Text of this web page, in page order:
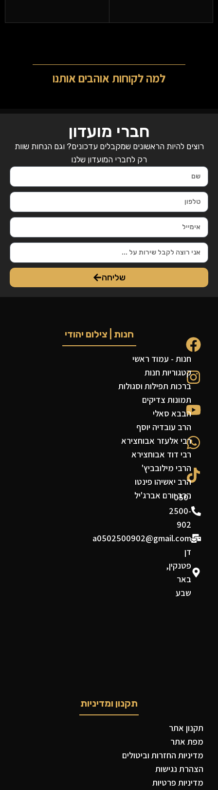
למה לקוחות אוהבים אותנו
חברי מועדון
רוצים להיות הראשונים שמקבלים עדכונים? וגם הנחות שוות
רק לחברי המועדון שלנו
שליחה
050-
2500-
902
a0502500902@gmail.com
דן
פטנקין,
באר
שבע
חנות | צילום יהודי
חנות - עמוד ראשי
קטגוריות חנות
ברכות תפילות וסגולות
תמונות צדיקים
הבבא סאלי
הרב עובדיה יוסף
רבי אלעזר אבוחצירא
רבי דוד אבוחצירא
הרבי מילובביץ'
הרב יאשיהו פינטו
הרב יורם אברג'יל
תקנון ומדיניות
תקנון אתר
מפת אתר
מדיניות החזרות וביטולים
הצהרת נגישות
מדיניות פרטיות